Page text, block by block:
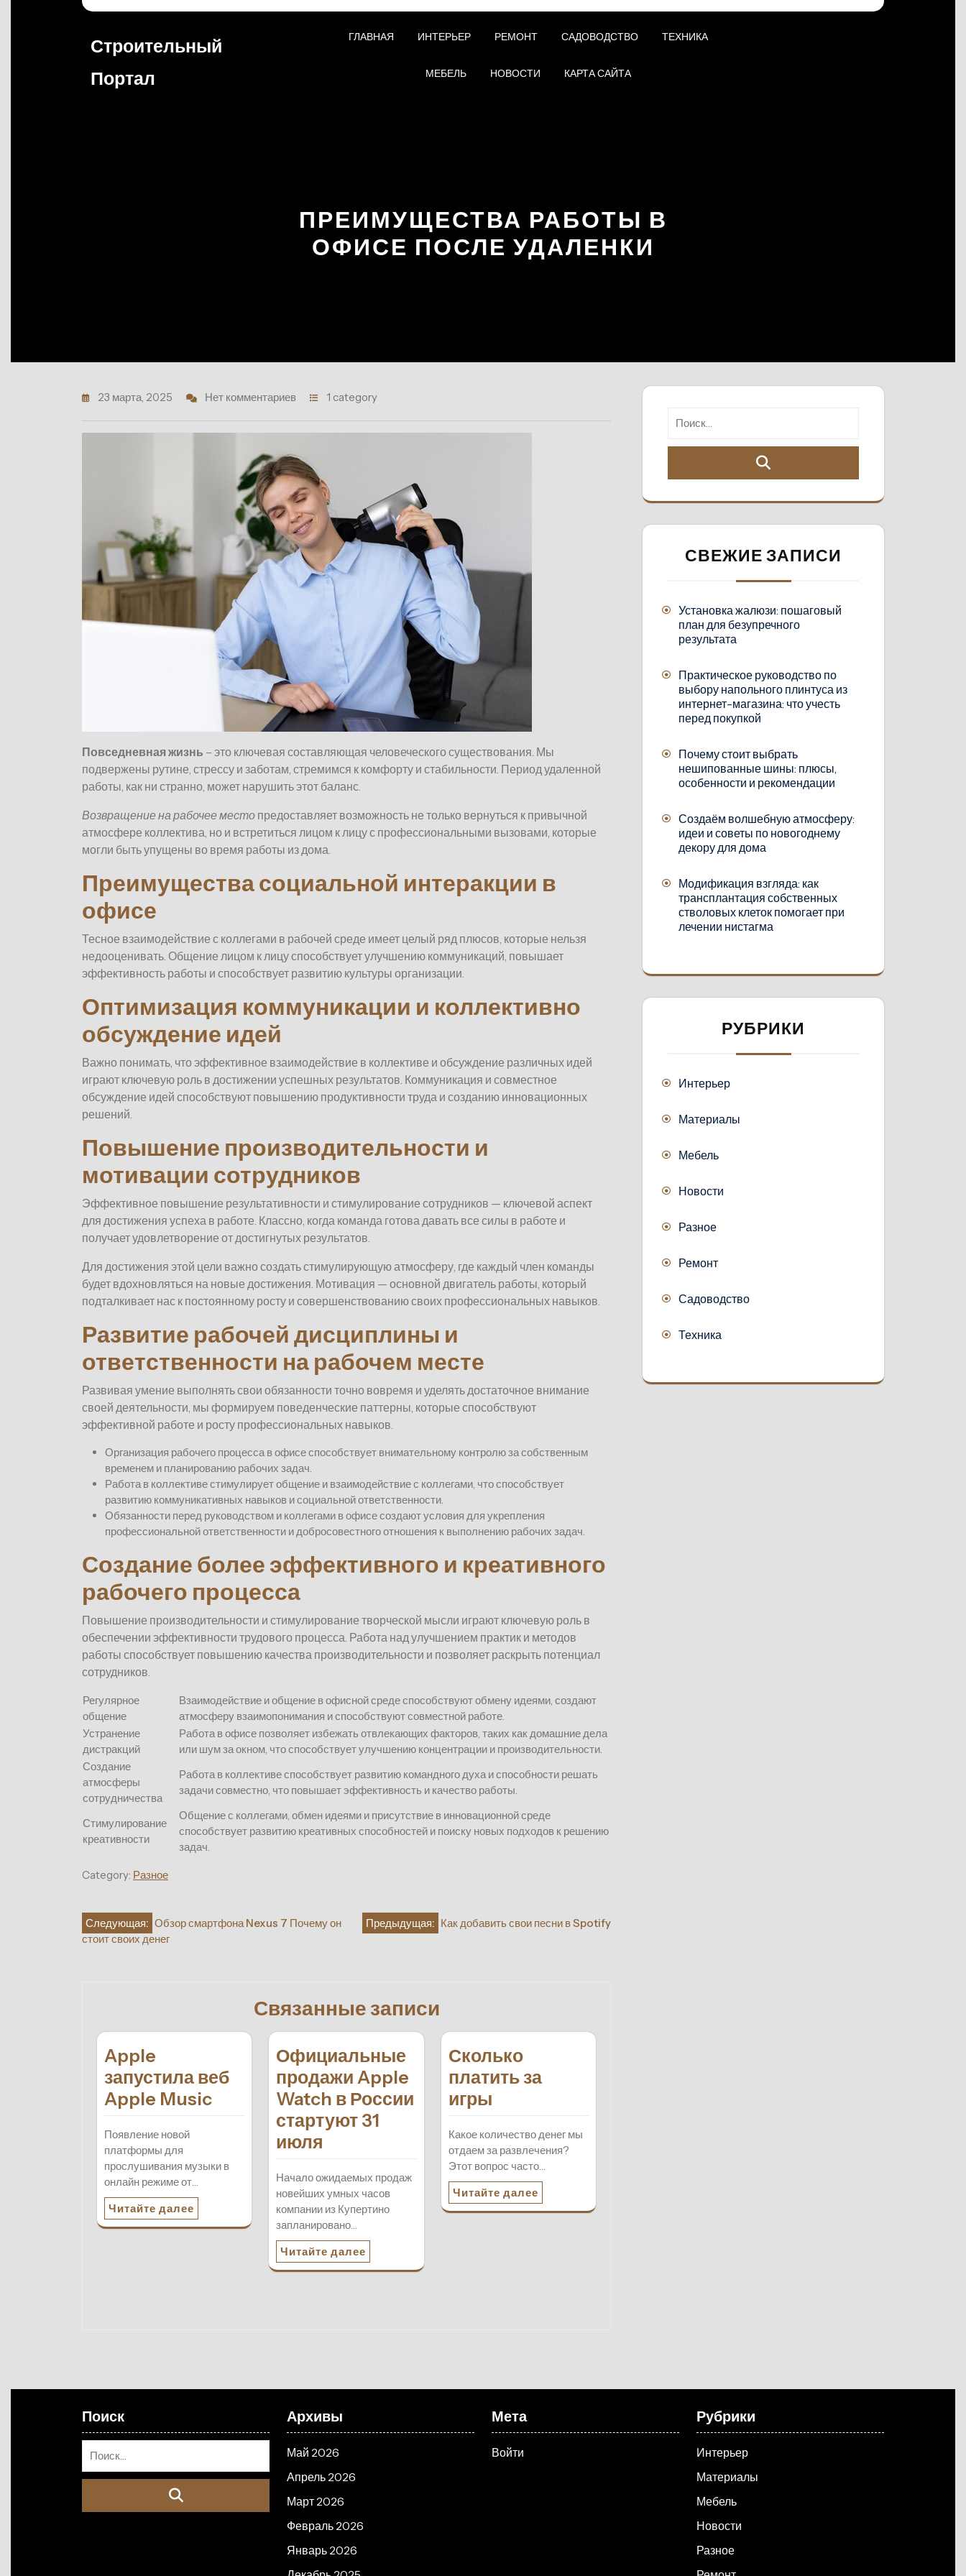
Строительный
Портал
ГЛАВНАЯ ИНТЕРЬЕР РЕМОНТ САДОВОДСТВО ТЕХНИКА
МЕБЕЛЬ НОВОСТИ КАРТА САЙТА
ПРЕИМУЩЕСТВА РАБОТЫ В
ОФИСЕ ПОСЛЕ УДАЛЕНКИ
23 марта, 2025 Нет комментариев 1 category
Повседневная жизнь – это ключевая составляющая человеческого существования. Мы
подвержены рутине, стрессу и заботам, стремимся к комфорту и стабильности. Период удаленной
работы, как ни странно, может нарушить этот баланс.
Возвращение на рабочее место предоставляет возможность не только вернуться к привычной
атмосфере коллектива, но и встретиться лицом к лицу с профессиональными вызовами, которые
могли быть упущены во время работы из дома.
Преимущества социальной интеракции в
офисе
Тесное взаимодействие с коллегами в рабочей среде имеет целый ряд плюсов, которые нельзя
недооценивать. Общение лицом к лицу способствует улучшению коммуникаций, повышает
эффективность работы и способствует развитию культуры организации.
Оптимизация коммуникации и коллективно
обсуждение идей
Важно понимать, что эффективное взаимодействие в коллективе и обсуждение различных идей
играют ключевую роль в достижении успешных результатов. Коммуникация и совместное
обсуждение идей способствуют повышению продуктивности труда и созданию инновационных
решений.
Повышение производительности и
мотивации сотрудников
Эффективное повышение результативности и стимулирование сотрудников — ключевой аспект
для достижения успеха в работе. Классно, когда команда готова давать все силы в работе и
получает удовлетворение от достигнутых результатов.
Для достижения этой цели важно создать стимулирующую атмосферу, где каждый член команды
будет вдохновляться на новые достижения. Мотивация — основной двигатель работы, который
подталкивает нас к постоянному росту и совершенствованию своих профессиональных навыков.
Развитие рабочей дисциплины и
ответственности на рабочем месте
Развивая умение выполнять свои обязанности точно вовремя и уделять достаточное внимание
своей деятельности, мы формируем поведенческие паттерны, которые способствуют
эффективной работе и росту профессиональных навыков.
Организация рабочего процесса в офисе способствует внимательному контролю за собственным
временем и планированию рабочих задач.
Работа в коллективе стимулирует общение и взаимодействие с коллегами, что способствует
развитию коммуникативных навыков и социальной ответственности.
Обязанности перед руководством и коллегами в офисе создают условия для укрепления
профессиональной ответственности и добросовестного отношения к выполнению рабочих задач.
Создание более эффективного и креативного
рабочего процесса
Повышение производительности и стимулирование творческой мысли играют ключевую роль в
обеспечении эффективности трудового процесса. Работа над улучшением практик и методов
работы способствует повышению качества производительности и позволяет раскрыть потенциал
сотрудников.
Регулярное
общение
Взаимодействие и общение в офисной среде способствуют обмену идеями, создают
атмосферу взаимопонимания и способствуют совместной работе.
Устранение
дистракций
Работа в офисе позволяет избежать отвлекающих факторов, таких как домашние дела
или шум за окном, что способствует улучшению концентрации и производительности.
Создание
атмосферы
сотрудничества
Работа в коллективе способствует развитию командного духа и способности решать
задачи совместно, что повышает эффективность и качество работы.
Стимулирование
креативности
Общение с коллегами, обмен идеями и присутствие в инновационной среде
способствует развитию креативных способностей и поиску новых подходов к решению
задач.
Category: Разное
Навигация
Предыдущая: Как добавить свои песни в Spotify
Следующая: Обзор смартфона Nexus 7 Почему он
стоит своих денег
Связанные записи
Apple
запустила веб
Apple Music
Появление новой
платформы для
прослушивания музыки в
онлайн режиме от…
Читайте далее
Официальные
продажи Apple
Watch в России
стартуют 31
июля
Начало ожидаемых продаж
новейших умных часов
компании из Купертино
запланировано…
Читайте далее
Сколько
платить за
игры
Какое количество денег мы
отдаем за развлечения?
Этот вопрос часто…
Читайте далее
СВЕЖИЕ ЗАПИСИ
Установка жалюзи: пошаговый
план для безупречного
результата
Практическое руководство по
выбору напольного плинтуса из
интернет-магазина: что учесть
перед покупкой
Почему стоит выбрать
нешипованные шины: плюсы,
особенности и рекомендации
Создаём волшебную атмосферу:
идеи и советы по новогоднему
декору для дома
Модификация взгляда: как
трансплантация собственных
стволовых клеток помогает при
лечении нистагма
РУБРИКИ
Интерьер
Материалы
Мебель
Новости
Разное
Ремонт
Садоводство
Техника
Поиск Архивы
Май 2026
Апрель 2026
Март 2026
Февраль 2026
Январь 2026
Мета
Войти
Рубрики
Интерьер
Материалы
Мебель
Новости
Разное